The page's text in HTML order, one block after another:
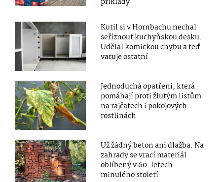
Kutil si v Hornbachu nechal
seříznout kuchyňskou desku.
Udělal komickou chybu a teď
varuje ostatní
Jednoduchá opatření, která
pomáhají proti žlutým listům
na rajčatech i pokojových
rostlinách
Už žádný beton ani dlažba. Na
zahrady se vrací materiál
oblíbený v 60. letech
minulého století